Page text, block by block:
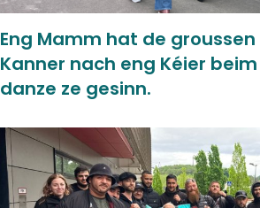
Eng Mamm hat de groussen
Kanner nach eng Kéier
danze ze gesinn.